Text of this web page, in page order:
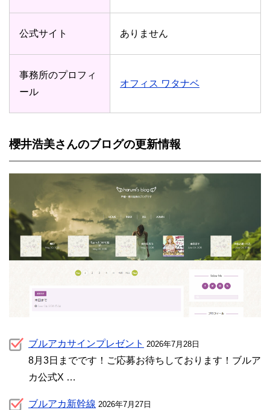
公式サイト ありません
事務所のプロフィ
ール
オフィス ワタナベ
櫻井浩美さんのブログの更新情報
ブルアカサインプレゼント 2026年7月28日
8月3日までです！ご応募お待ちしております！ブルア
カ公式X …
ブルアカ新幹線 2026年7月27日